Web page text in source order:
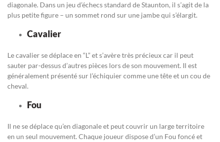
diagonale. Dans un jeu d’échecs standard de Staunton, il s’agit de la
plus petite figure – un sommet rond sur une jambe qui s’élargit.
Cavalier
Le cavalier se déplace en “L” et s’avère très précieux car il peut
sauter par-dessus d’autres pièces lors de son mouvement. Il est
généralement présenté sur l’échiquier comme une tête et un cou de
cheval.
Fou
Il ne se déplace qu’en diagonale et peut couvrir un large territoire
en un seul mouvement. Chaque joueur dispose d’un Fou foncé et